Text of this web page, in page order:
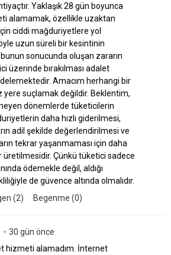
Yaklaşık 28 gün boyunca
alamamak, özellikle uzaktan
ciddi mağduriyetlere yol
uzun süreli bir kesintinin
sonucunda oluşan zararın
üzerinde bırakılması adalet
Amacım herhangi bir
yere suçlamak değildir. Beklentim,
dönemlerde tüketicilerin
daha hızlı giderilmesi,
adil şekilde değerlendirilmesi ve
tekrar yaşanmaması için daha
Çünkü tüketici sadece
ödemekle değil, aldığı
de güvence altında olmalıdır.
(2) Begenme (0)
30 gün önce
hizmeti alamadım. İnternet